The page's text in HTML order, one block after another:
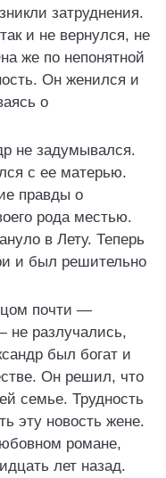
затруднения.
и не вернулся, не
же по непонятной
Он женился и
о
не задумывался.
с ее матерью.
правды о
рода местью.
в Лету. Теперь
и был решительно
почти —
не разлучались,
был богат и
Он решил, что
семье. Трудность
эту новость жене.
романе,
лет назад.